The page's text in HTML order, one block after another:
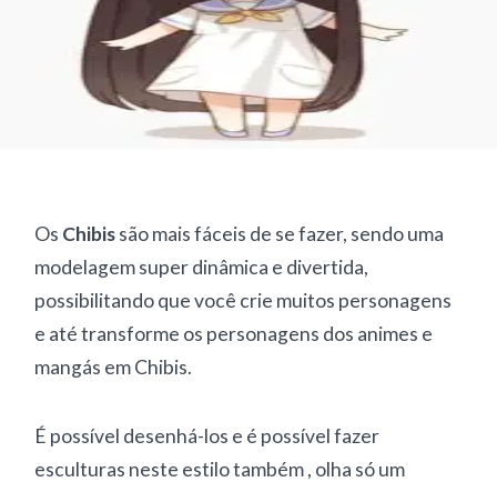
Os Chibissão mais fáceis de se fazer, sendo uma
modelagem super dinâmica e divertida,
possibilitando que você crie muitos personagens
e até transforme os personagens dos animes e
mangás em Chibis.
É possível desenhá-los e é possível fazer
esculturas neste estilo também , olha só um